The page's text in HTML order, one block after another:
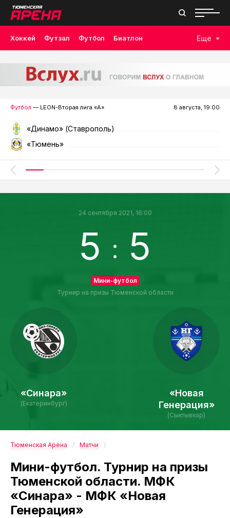
Хоккей Футзал Футбол Биатлон Еще
Футбол — LEON-Вторая лига «А» 8 августа, 19:00
«Динамо» (Ставрополь)
«Тюмень»
«Синара»
(Екатеринбург)
24 сентября 2021, 16:00
5 : 5
Мини-футбол
Турнир на призы Тюменской области
«Новая
Генерация»
(Сыктывкар)
Тюменская Арена Матчи
Мини-футбол. Турнир на призы
Тюменской области. МФК
«Синара» - МФК «Новая
Генерация»